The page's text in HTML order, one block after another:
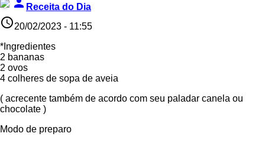
Receita do Dia
access_time20/02/2023 - 11:55
*Ingredientes
2 bananas
2 ovos
4 colheres de sopa de aveia
( acrecente também de acordo com seu paladar canela ou
chocolate )
Modo de preparo